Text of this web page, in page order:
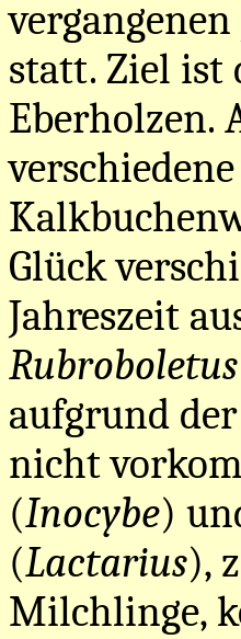
statt. Ziel ist
Eberholzen.
Glück
Jahreszeit
aufgrund
nicht
(Inocybe)
(Lactarius),
Milchlinge,